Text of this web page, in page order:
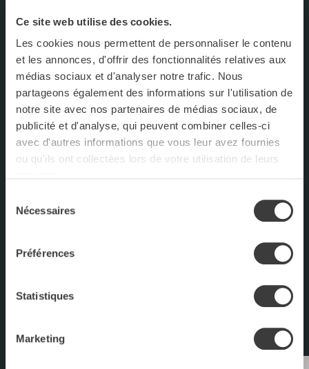
Ce site web utilise des cookies.
Les cookies nous permettent de personnaliser le contenu
et les annonces, d'offrir des fonctionnalités relatives aux
médias sociaux et d'analyser notre trafic. Nous
partageons également des informations sur l'utilisation de
notre site avec nos partenaires de médias sociaux, de
publicité et d'analyse, qui peuvent combiner celles-ci
avec d'autres informations que vous leur avez fournies
ou qu'ils ont collectées lors de votre utilisation de leurs
Nécessaires
Préférences
Statistiques
Marketing
FACEBOOK
INSTAGRAM
NOUS JOINDRE